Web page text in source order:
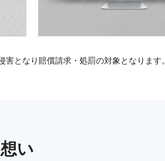
となり賠償請求・処罰の対象となります。
い